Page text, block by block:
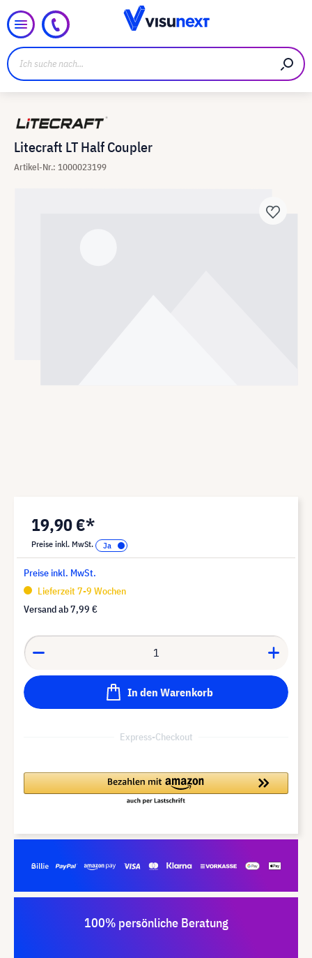
Litecraft LT Half Coupler
Artikel-Nr.: 1000023199
19,90 €*
Preise inkl. MwSt.
Preise inkl. MwSt.
Lieferzeit 7-9 Wochen
Versand ab7,99 €
In den Warenkorb
Express-Checkout
100% persönliche Beratung